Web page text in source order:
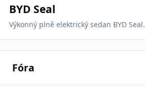
BYD Seal
Výkonný plně elektrický sedan BYD Seal.
Fóra